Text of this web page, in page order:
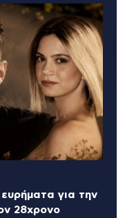
για την
28χρονο